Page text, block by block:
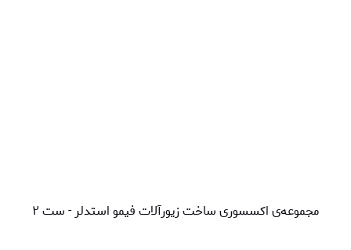
مجموعه‌ی اکسسوری ساخت زیورآلات فیمو استدلر - ست ۲